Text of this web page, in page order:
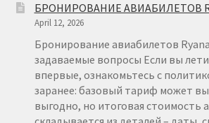
БРОНИРОВАНИЕ АВИАБИЛЕТОВ
April 12, 2026
Бронирование авиабилетов
задаваемые вопросы Если вы
впервые, ознакомьтесь с
заранее: базовый тариф может
выгодно, но итоговая стоимость